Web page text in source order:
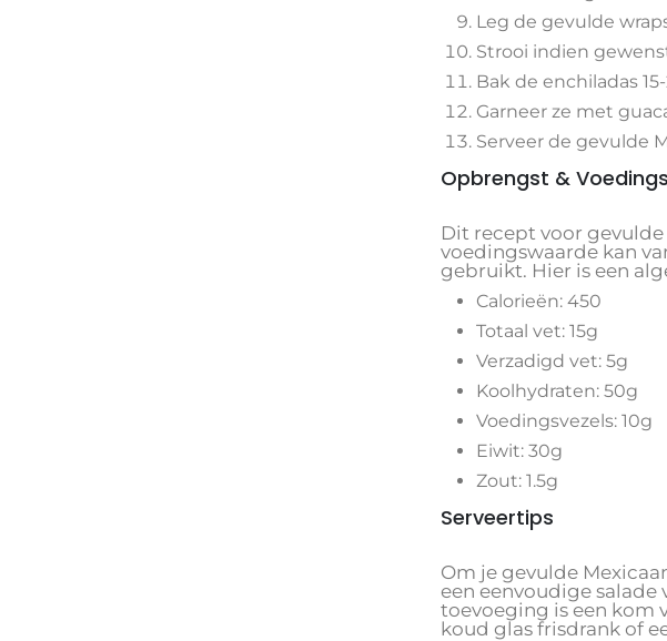
Leg de gevulde
Strooi indien
Bak de enchiladas
Garneer ze met
Serveer de gevulde
Opbrengst &
Dit recept voor
voedingswaarde kan
gebruikt. Hier is een
Calorieën: 450
Totaal vet: 15g
Verzadigd vet: 5g
Koolhydraten: 50g
Voedingsvezels: 10g
Eiwit: 30g
Zout: 1.5g
Serveertips
Om je gevulde
een eenvoudige
toevoeging is een kom
koud glas frisdrank of